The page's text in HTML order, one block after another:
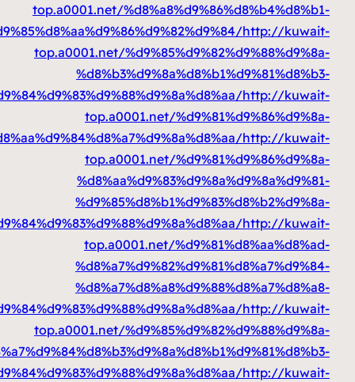
top.a0001.net/
top.a0001.net/
top.a0001.net/
top.a0001.net/
top.a0001.net/
top.a0001.net/